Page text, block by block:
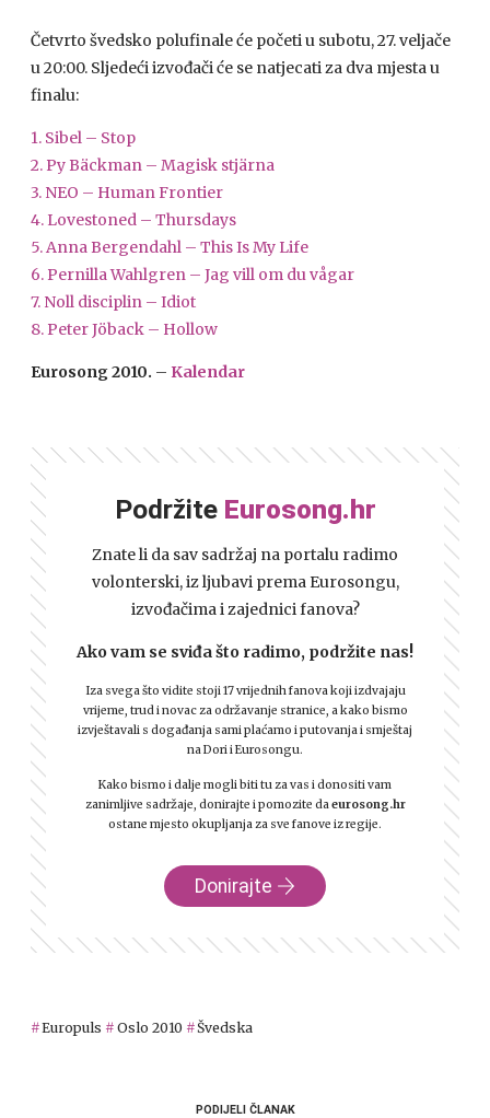
Četvrto švedsko polufinale će početi u subotu, 27. veljače
u 20:00. Sljedeći izvođači će se natjecati za dva mjesta u
finalu:
1. Sibel – Stop
2. Py Bäckman – Magisk stjärna
3. NEO – Human Frontier
4. Lovestoned – Thursdays
5. Anna Bergendahl – This Is My Life
6. Pernilla Wahlgren – Jag vill om du vågar
7. Noll disciplin – Idiot
8. Peter Jöback – Hollow
Eurosong 2010. – Kalendar
Podržite Eurosong.hr
Znate li da sav sadržaj na portalu radimo
volonterski, iz ljubavi prema Eurosongu,
izvođačima i zajednici fanova?
Ako vam se sviđa što radimo, podržite nas!
Iza svega što vidite stoji 17 vrijednih fanova koji izdvajaju
vrijeme, trud i novac za održavanje stranice, a kako bismo
izvještavali s događanja sami plaćamo i putovanja i smještaj
na Dori i Eurosongu.
Kako bismo i dalje mogli biti tu za vas i donositi vam
zanimljive sadržaje, donirajte i pomozite daeurosong.hr
ostane mjesto okupljanja za sve fanove iz regije.
Donirajte
Europuls Oslo 2010 Švedska
PODIJELI ČLANAK